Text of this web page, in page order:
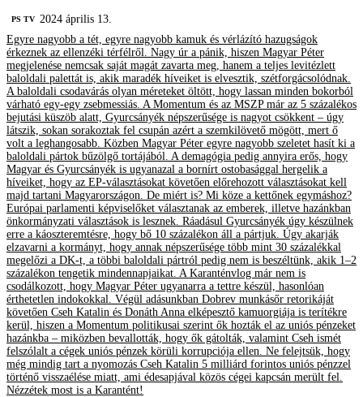
PS TV
2024 április 13.
Egyre nagyobb a tét, egyre nagyobb kamuk és vérlázító hazugságok
érkeznek az ellenzéki térfélről. Nagy úr a pánik, hiszen Magyar Péter
megjelenése nemcsak saját magát zavarta meg, hanem a teljes levitézlett
baloldali palettát is, akik maradék híveiket is elvesztik, szétforgácsolódnak.
A baloldali csodavárás olyan méreteket öltött, hogy lassan minden bokorból
várható egy-egy zsebmessiás. A Momentum és az MSZP már az 5 százalékos
bejutási küszöb alatt, Gyurcsányék népszerűsége is nagyot csökkent – úgy
látszik, sokan sorakoztak fel csupán azért a szemkilövető mögött, mert ő
volt a leghangosabb. Közben Magyar Péter egyre nagyobb szeletet hasít ki a
baloldali pártok bűzölgő tortájából. A demagógia pedig annyira erős, hogy
Magyar és Gyurcsányék is ugyanazal a bornírt ostobasággal hergelik a
híveiket, hogy az EP-választásokat követően előrehozott választásokat kell
majd tartani Magyarországon. De miért is? Mi köze a kettőnek egymáshoz?
Európai parlamenti képviselőket választanak az emberek, illetve hazánkban
önkormányzati választások is lesznek. Ráadásul Gyurcsányék úgy készülnek
erre a káoszteremtésre, hogy bő 10 százalékon áll a pártjuk. Úgy akarják
elzavarni a kormányt, hogy annak népszerűsége több mint 30 százalékkal
megelőzi a DK-t, a többi baloldali pártról pedig nem is beszéltünk, akik 1–2
százalékon tengetik mindennapjaikat. A Karanténvlog már nem is
csodálkozott, hogy Magyar Péter ugyanarra a tettre készül, hasonlóan
érthetetlen indokokkal. Végül adásunkban Dobrev munkásőr retorikáját
követően Cseh Katalin és Donáth Anna elképesztő kamuorgiája is terítékre
kerül, hiszen a Momentum politikusai szerint ők hozták el az uniós pénzeket
hazánkba – miközben bevallották, hogy ők gátolták, valamint Cseh ismét
felszólalt a cégek uniós pénzek körüli korrupciója ellen. Ne felejtsük, hogy
még mindig tart a nyomozás Cseh Katalin 5 milliárd forintos uniós pénzzel
történő visszaélése miatt, ami édesapjával közös cégei kapcsán merült fel.
Nézzétek most is a Karantént!